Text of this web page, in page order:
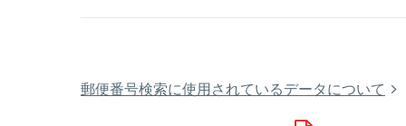
郵便番号検索に使用されているデータについて